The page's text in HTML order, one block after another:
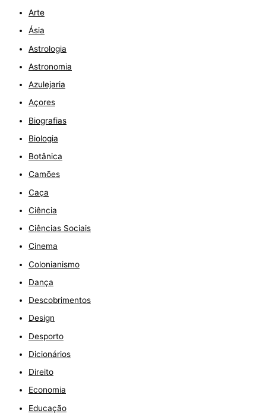
Arte
Ásia
Astrologia
Astronomia
Azulejaria
Açores
Biografias
Biologia
Botânica
Camões
Caça
Ciência
Ciências Sociais
Cinema
Colonianismo
Dança
Descobrimentos
Design
Desporto
Dicionários
Direito
Economia
Educação